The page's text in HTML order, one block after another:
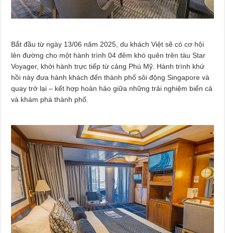
Bắt đầu từ ngày 13/06 năm 2025, du khách Việt sẽ có cơ hội
lên đường cho một hành trình 04 đêm khó quên trên tàu Star
Voyager, khởi hành trực tiếp từ cảng Phú Mỹ. Hành trình khứ
hồi này đưa hành khách đến thành phố sôi động Singapore và
quay trở lại – kết hợp hoàn hảo giữa những trải nghiệm biển cả
và khám phá thành phố.